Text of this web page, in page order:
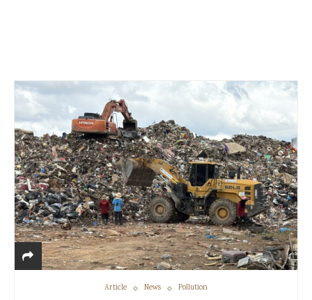
Article News Pollution